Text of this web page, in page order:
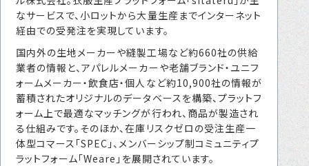
転職エージェントサービス
転職者の声
キャリア採用をお考えの企業様へ
選ばれる４つの理由
４つの特長で解決
なサービスで、小ロットから大量生産までインターネット
経由での受発注を実現しています。
国内外の生地メーカーや縫製工場など約660社の供給
業者の情報と、アパレルメーカーや老舗ブランド・ユニフ
ォームメーカー・飲食店・個人など約10,900社の情報が
蓄積されたオリジナルのデータベースを構築、プラットフ
ォーム上で最適なマッチングが行われ、商品が製造され
る仕組みです。そのほか、在庫リスクゼロの受注生産一
体型コマース「SPEC」、メンバーシップ制コミュニティプ
ラットフォーム「Weare」を展開されています。